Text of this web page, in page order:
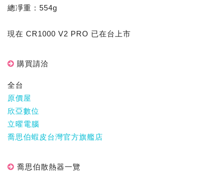
總凈重：554g
現在 CR1000 V2 PRO 已在台上市
購買請洽
全台
原價屋
欣亞數位
立曜電腦
喬思伯蝦皮台灣官方旗艦店
喬思伯散熱器一覽